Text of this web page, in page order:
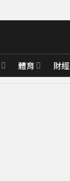
體育 財經